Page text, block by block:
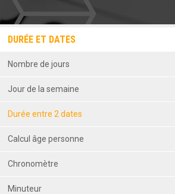
DURÉE ET DATES
Nombre de jours
Jour de la semaine
Durée entre 2 dates
Calcul âge personne
Chronomètre
Minuteur